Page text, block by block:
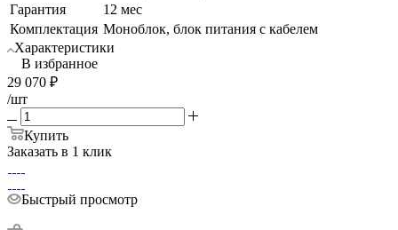
Гарантия
12 мес
Комплектация Моноблок, блок питания с кабелем
Характеристики
В избранное
29 070 ₽
/шт
Купить
Заказать в 1 клик
Быстрый просмотр